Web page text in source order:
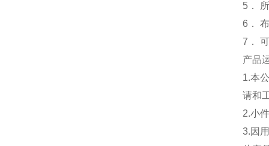
5．
6．
7．
产品
1.本
请和
2.小
3.因